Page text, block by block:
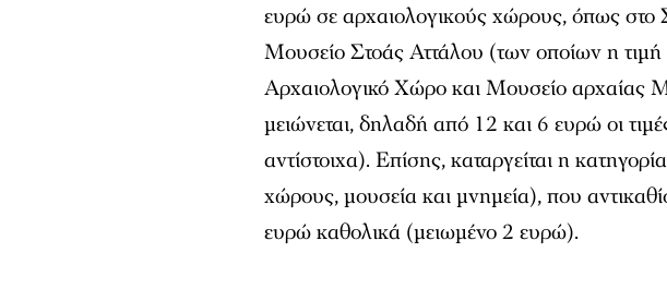
ευρώ σε αρχαιολογικούς χώρους, όπως
Μουσείο Στοάς Αττάλου (των οποίων η
Αρχαιολογικό Χώρο και Μουσείο αρχαίας
μειώνεται, δηλαδή από 12 και 6 ευρώ οι
αντίστοιχα). Επίσης, καταργείται η
χώρους, μουσεία και μνημεία), που
ευρώ καθολικά (μειωμένο 2 ευρώ).